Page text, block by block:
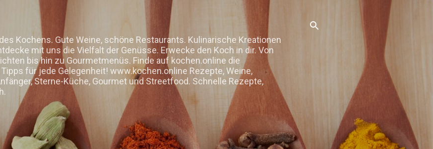
Direkt zum Hauptbereich
Kochens. Gute Weine, schöne Restaurants. Kulinarische Kreationen
mit uns die Vielfalt der Genüsse. Erwecke den Koch in dir. Von
bis hin zu Gourmetmenüs. Finde auf kochen.online die
für jede Gelegenheit! www.kochen.online Rezepte, Weine,
Sterne-Küche, Gourmet und Streetfood. Schnelle Rezepte,